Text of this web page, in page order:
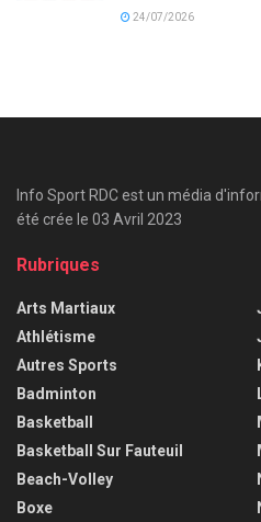
24/07/2026
Info Sport RDC est un média
été crée le 03 Avril 2023
Rubriques
Arts Martiaux
Athlétisme
Autres Sports
Badminton
Basketball
Basketball Sur Fauteuil
Beach-Volley
Boxe